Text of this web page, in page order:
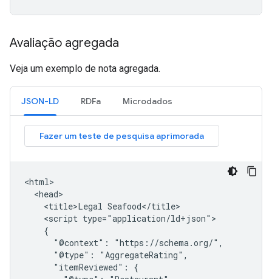
Avaliação agregada
Veja um exemplo de nota agregada.
JSON-LD RDFa Microdados
<html>
  <head>
    <title>Legal Seafood</title>
    <script type="application/ld+json">
    {
      "@context": "https://schema.org/",
      "@type": "AggregateRating",
      "itemReviewed": {